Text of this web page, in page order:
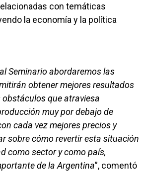
con temáticas
la economía y la política
Seminario abordaremos las
obtener mejores resultados
que atraviesa
muy por debajo de
cada vez mejores precios y
sobre cómo revertir esta situación
como sector y como país,
de la Argentina”, comentó